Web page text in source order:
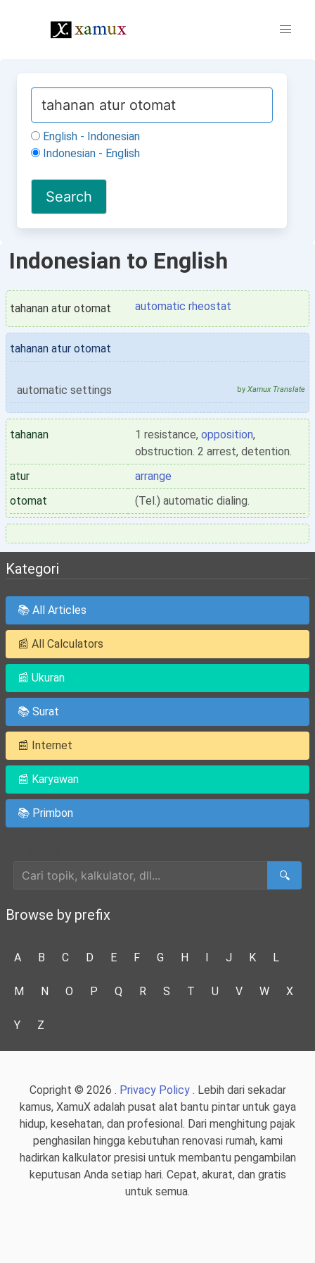
English - Indonesian
Indonesian - English
Indonesian to English
tahanan atur otomat automatic rheostat
tahanan atur otomat
automatic settings by Xamux Translate
tahanan 1 resistance, opposition,
obstruction. 2 arrest, detention.
atur
arrange
otomat
(Tel.) automatic dialing.
Kategori
📚 All Articles
📰 All Calculators
📰 Ukuran
📚 Surat
📰 Internet
📰 Karyawan
📚 Primbon
🔍
Browse by prefix
A B C D E F G H I J K L
M N O P Q R S T U V W X
Y Z
Copright © 2026 . Privacy Policy. Lebih dari sekadar
kamus, XamuX adalah pusat alat bantu pintar untuk gaya
hidup, kesehatan, dan profesional. Dari menghitung pajak
penghasilan hingga kebutuhan renovasi rumah, kami
hadirkan kalkulator presisi untuk membantu pengambilan
keputusan Anda setiap hari. Cepat, akurat, dan gratis
untuk semua.